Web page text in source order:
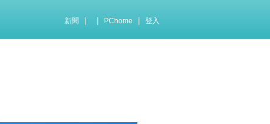
新聞 PChome 登入